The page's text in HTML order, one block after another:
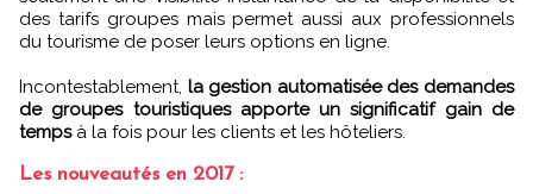
des tarifs groupes mais permet aussi aux professionnels
du tourisme de poser leurs options en ligne.
Incontestablement, la gestion automatisée des demandes
de groupes touristiques apporte un significatif gain de
tempsà la fois pour les clients et les hôteliers.
Les nouveautés en 2017 :